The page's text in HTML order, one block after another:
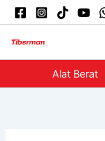
Skip
to
content
Alat Berat